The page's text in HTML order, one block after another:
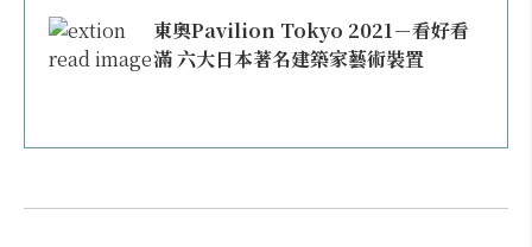
東奧Pavilion Tokyo 2021－看好看
滿 六大日本著名建築家藝術裝置